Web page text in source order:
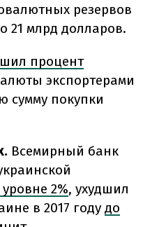
резервов
21 млрд долларов.
процент
экспортерами
сумму покупки
Всемирный банк
2%, ухудшил
в 2017 году до